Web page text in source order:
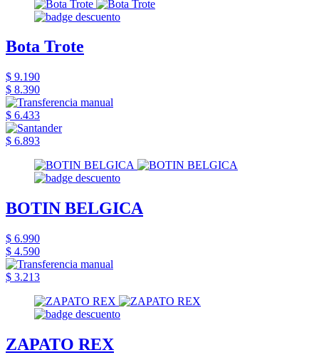
Bota Trote
$ 9.190
$ 8.390
$ 6.433
$ 6.893
BOTIN BELGICA
$ 6.990
$ 4.590
$ 3.213
ZAPATO REX